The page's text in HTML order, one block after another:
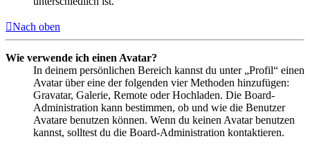
Nach oben
Wie verwende ich einen Avatar?
In deinem persönlichen Bereich kannst du unter „Profil“ einen
Avatar über eine der folgenden vier Methoden hinzufügen:
Gravatar, Galerie, Remote oder Hochladen. Die Board-
Administration kann bestimmen, ob und wie die Benutzer
Avatare benutzen können. Wenn du keinen Avatar benutzen
kannst, solltest du die Board-Administration kontaktieren.